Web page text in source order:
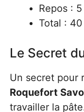
Repos :
Total :
Le Secret
Un secret pour
Roquefort
travailler la